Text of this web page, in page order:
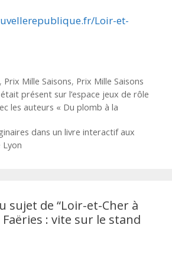
Loir-et-
, Prix Mille Saisons, Prix Mille Saisons
présent sur l’espace jeux de rôle
les auteurs « Du plomb à la
dans un livre interactif aux
sujet de “Loir-et-Cher à
: vite sur le stand